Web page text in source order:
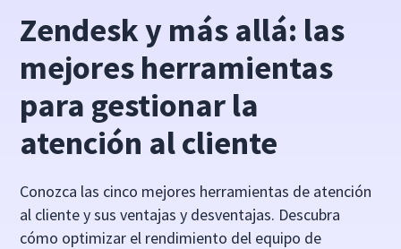
Zendesk y más allá: las
mejores herramientas
para gestionar la
atención al cliente
Conozca las cinco mejores herramientas de atención
al cliente y sus ventajas y desventajas. Descubra
cómo optimizar el rendimiento del equipo de